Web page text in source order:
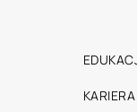
KARIERA